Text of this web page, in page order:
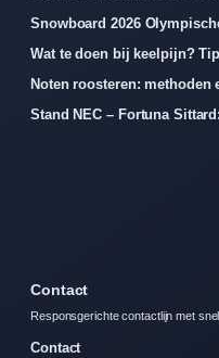
Snowboard 2026
Wat te doen bij keelpijn?
Noten roosteren:
Stand NEC – Fortuna
Contact
Responsgerichte contactlijn met
Contact